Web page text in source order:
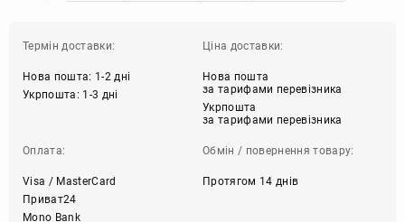
Термін доставки:
Нова пошта: 1-2 дні
Укрпошта: 1-3 дні
Ціна доставки:
Нова пошта
за тарифами перевізника
Укрпошта
за тарифами перевізника
Оплата:
Visa / MasterCard
Приват24
Mono Bank
Обмін / повернення товару:
Протягом 14 днів